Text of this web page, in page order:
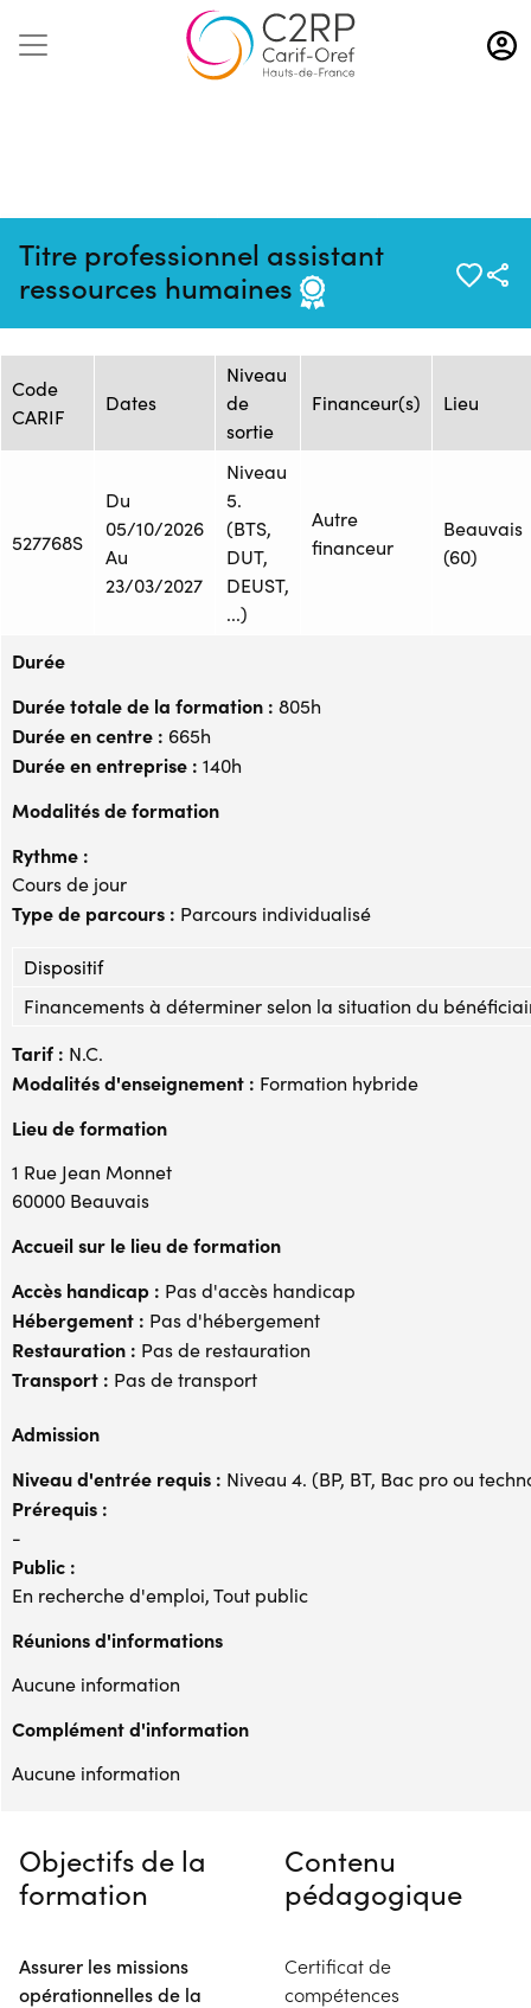
Aller
au
contenu
Titre professionnel assistant
ressources humaines
09/06/2026
10356
Session de formation
Code
CARIF
Dates
Niveau
de
sortie
Financeur(s) Lieu
527768S
Du
05/10/2026
Au
23/03/2027
Niveau
5.
(BTS,
DUT,
DEUST,
...)
Autre
financeur
Beauvais
(60)
Durée
Durée totale de la formation : 805h
Durée en centre : 665h
Durée en entreprise : 140h
Modalités de formation
Rythme :
Cours de jour
Type de parcours : Parcours individualisé
Dispositif
Financements à déterminer selon la situation du
Tarif : N.C.
Modalités d'enseignement : Formation hybride
Lieu de formation
1 Rue Jean Monnet
60000 Beauvais
Accueil sur le lieu de formation
Accès handicap : Pas d'accès handicap
Hébergement : Pas d'hébergement
Restauration : Pas de restauration
Transport : Pas de transport
Admission
Niveau d'entrée requis : Niveau 4. (BP, BT, Bac pro ou
Prérequis :
-
Public :
En recherche d'emploi, Tout public
Réunions d'informations
Aucune information
Complément d'information
Aucune information
Objectifs de la
formation
Assurer les missions
opérationnelles de la
Contenu
pédagogique
Certificat de
compétences